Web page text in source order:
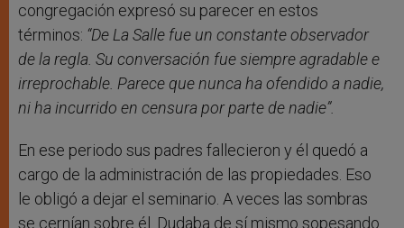
congregación expresó su parecer en estos
términos: “De La Salle fue un constante observador
de la regla. Su conversación fue siempre agradable e
irreprochable. Parece que nunca ha ofendido a nadie,
ni ha incurrido en censura por parte de nadie”.
En ese periodo sus padres fallecieron y él quedó a
cargo de la administración de las propiedades. Eso
le obligó a dejar el seminario. A veces las sombras
se cernían sobre él. Dudaba de sí mismo sopesando